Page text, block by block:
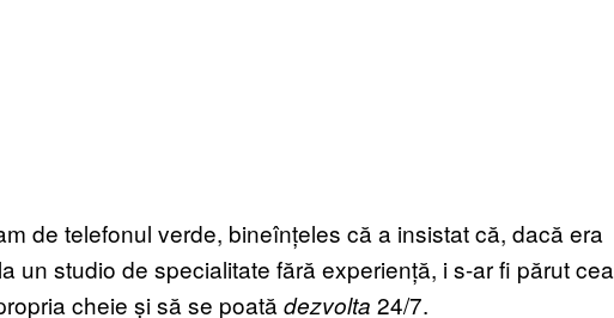
de telefonul verde, bineînțeles că a insistat că, dacă era
un studio de specialitate fără experiență, i s-ar fi părut cea
cheie și să se poată dezvolta 24/7.